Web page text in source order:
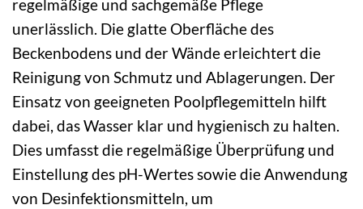
regelmäßige und sachgemäße Pflege
unerlässlich. Die glatte Oberfläche des
Beckenbodens und der Wände erleichtert die
Reinigung von Schmutz und Ablagerungen. Der
Einsatz von geeigneten Poolpflegemitteln hilft
dabei, das Wasser klar und hygienisch zu halten.
Dies umfasst die regelmäßige Überprüfung und
Einstellung des pH-Wertes sowie die Anwendung
von Desinfektionsmitteln, um